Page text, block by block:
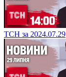
ТСН за 2024.07.29